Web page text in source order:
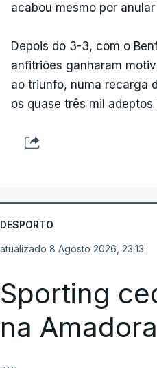
acabou mesmo por
Depois do 3-3, com o
anfitriões ganharam
ao triunfo, numa recarga
os quase três mil
DESPORTO
atualizado 8 Agosto 2026, 23:13
Sporting
na Amadora